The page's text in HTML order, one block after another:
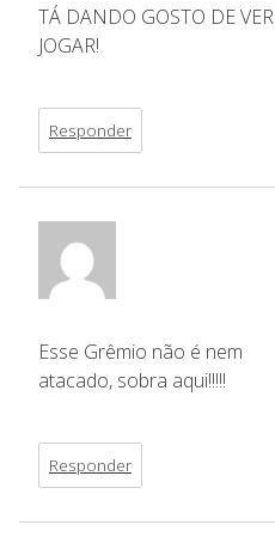
TÁ DANDO GOSTO DE VER
JOGAR!
Responder
Esse Grêmio não é nem
atacado, sobra aqui!!!!!
Responder